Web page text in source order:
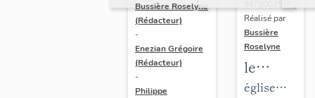
Bussière Roselyne
(Rédacteur)
-
Enezian Grégoire
(Rédacteur)
-
Philippe
Réalisé par
Bussière
Roselyne
le
mobilier
église